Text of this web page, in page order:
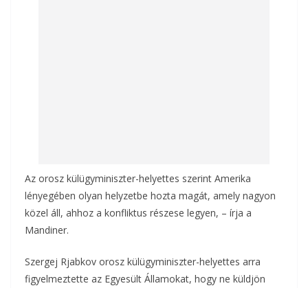
Az orosz külügyminiszter-helyettes szerint Amerika
lényegében olyan helyzetbe hozta magát, amely nagyon
közel áll, ahhoz a konfliktus részese legyen, – írja a
Mandiner.
Szergej Rjabkov orosz külügyminiszter-helyettes arra
figyelmeztette az Egyesült Államokat, hogy ne küldjön